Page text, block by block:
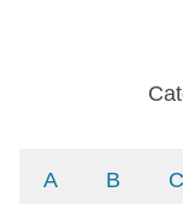
A B C